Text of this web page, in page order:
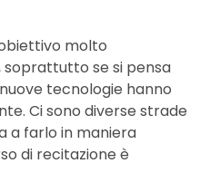
molto
soprattutto se si pensa
tecnologie hanno
Ci sono diverse strade
a farlo in maniera
di recitazione è